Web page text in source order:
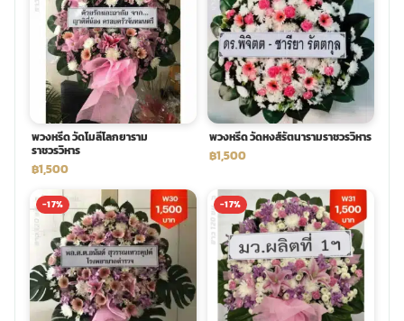
พวงหรีด วัดโมลีโลกยาราม
ราชวรวิหาร
฿1,500
พวงหรีด วัดหงส์รัตนารามราชวรวิหาร
฿1,500
-17% -17%